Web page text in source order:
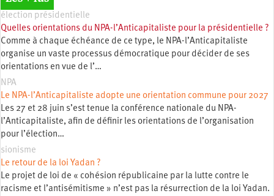
élection présidentielle
Quelles orientations du NPA-l’Anticapitaliste pour la présidentielle ?
Comme à chaque échéance de ce type, le NPA-l’Anticapitaliste
organise un vaste processus démocratique pour décider de ses
orientations en vue de l’…
NPA
Le NPA-l’Anticapitaliste adopte une orientation commune pour 2027
Les 27 et 28 juin s’est tenue la conférence nationale du NPA-
l’Anticapitaliste, afin de définir les orientations de l’organisation
pour l’élection…
sionisme
Le retour de la loi Yadan ?
Le projet de loi de « cohésion républicaine par la lutte contre le
racisme et l’antisémitisme » n’est pas la résurrection de la loi Yadan.